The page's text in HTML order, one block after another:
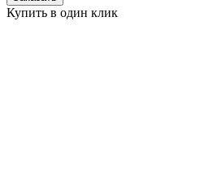
Купить в один клик